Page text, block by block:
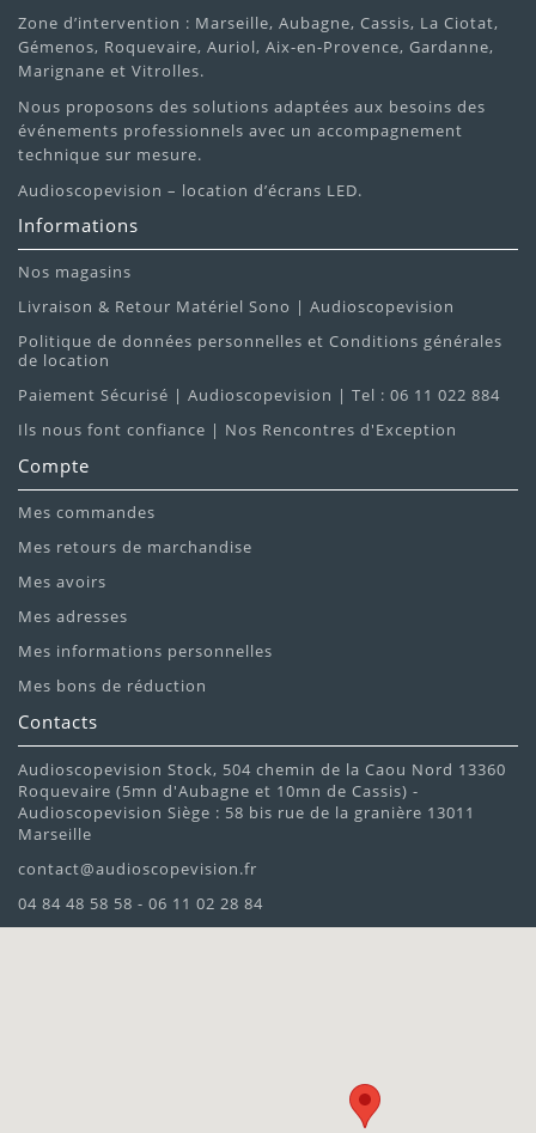
Zone d’intervention : Marseille, Aubagne, Cassis, La Ciotat,
Gémenos, Roquevaire, Auriol, Aix-en-Provence, Gardanne,
Marignane et Vitrolles.
Nous proposons des solutions adaptées aux besoins des
événements professionnels avec un accompagnement
technique sur mesure.
Audioscopevision – location d’écrans LED.
Informations
Nos magasins
Livraison & Retour Matériel Sono | Audioscopevision
Politique de données personnelles et Conditions générales
de location
Paiement Sécurisé | Audioscopevision | Tel : 06 11 022 884
Ils nous font confiance | Nos Rencontres d'Exception
Compte
Mes commandes
Mes retours de marchandise
Mes avoirs
Mes adresses
Mes informations personnelles
Mes bons de réduction
Contacts
Audioscopevision Stock, 504 chemin de la Caou Nord 13360
Roquevaire (5mn d'Aubagne et 10mn de Cassis) -
Audioscopevision Siège : 58 bis rue de la granière 13011
Marseille
contact@audioscopevision.fr
04 84 48 58 58 - 06 11 02 28 84